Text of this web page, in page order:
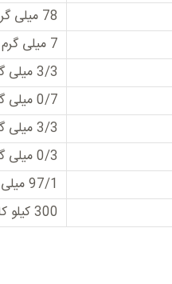
78 میلی گرم
7 میلی گرم
3/3 میلی گرم
0/7 میلی گرم
3/3 میلی گرم
0/3 میلی گرم
97/1 میلی گرم
300 کیلو کالری